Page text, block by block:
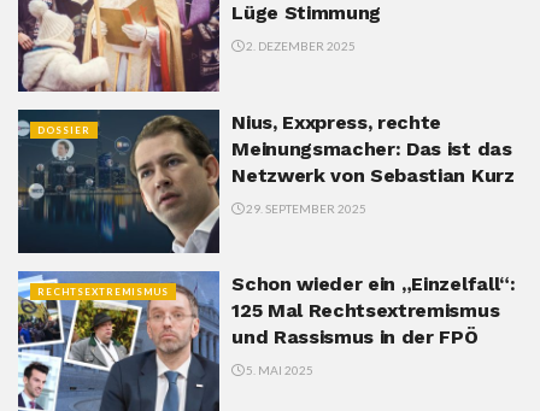
Lüge Stimmung
2. DEZEMBER 2025
DOSSIER
Nius, Exxpress, rechte
Meinungsmacher: Das ist das
Netzwerk von Sebastian Kurz
29. SEPTEMBER 2025
RECHTSEXTREMISMUS
Schon wieder ein „Einzelfall“:
125 Mal Rechtsextremismus
und Rassismus in der FPÖ
5. MAI 2025